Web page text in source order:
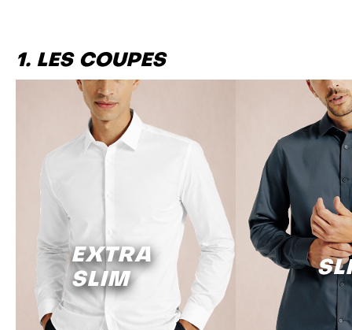
1. LES COUPES
EXTRA
SLIM